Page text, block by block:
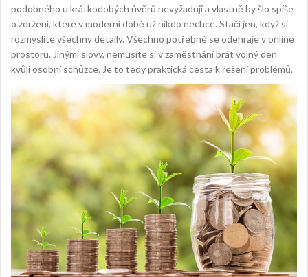
podobného u krátkodobých úvěrů nevyžadují a vlastně by šlo spíše
o zdržení, které v moderní době už nikdo nechce. Stačí jen, když si
rozmyslíte všechny detaily. Všechno potřebné se odehraje v online
prostoru. Jinými slovy, nemusíte si v zaměstnání brát volný den
kvůli osobní schůzce. Je to tedy praktická cesta k řešení problémů.